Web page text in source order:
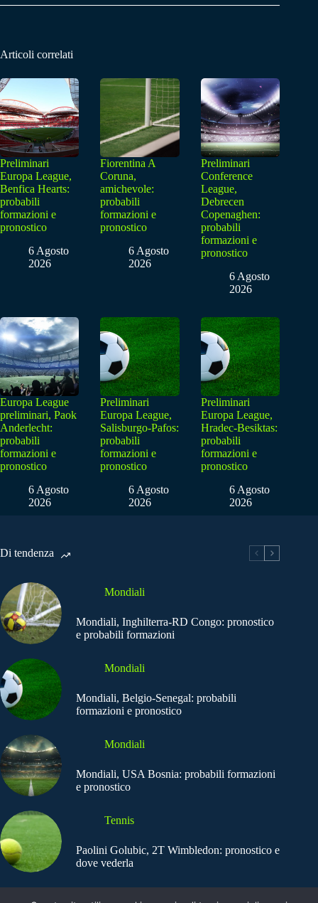
Articoli correlati
Preliminari
Europa League,
Benfica Hearts:
probabili
formazioni e
pronostico
6 Agosto
2026
Fiorentina A
Coruna,
amichevole:
probabili
formazioni e
pronostico
6 Agosto
2026
Preliminari
Conference
League,
Debrecen
Copenaghen:
probabili
formazioni e
pronostico
6 Agosto
2026
Europa League
preliminari, Paok
Anderlecht:
probabili
formazioni e
pronostico
6 Agosto
2026
Preliminari
Europa League,
Salisburgo-Pafos:
probabili
formazioni e
pronostico
6 Agosto
2026
Preliminari
Europa League,
Hradec-Besiktas:
probabili
formazioni e
pronostico
6 Agosto
2026
Di tendenza
Mondiali
Mondiali, Inghilterra-RD Congo: pronostico
e probabili formazioni
Mondiali
Mondiali, Belgio-Senegal: probabili
formazioni e pronostico
Mondiali
Mondiali, USA Bosnia: probabili formazioni
e pronostico
Tennis
Paolini Golubic, 2T Wimbledon: pronostico e
dove vederla